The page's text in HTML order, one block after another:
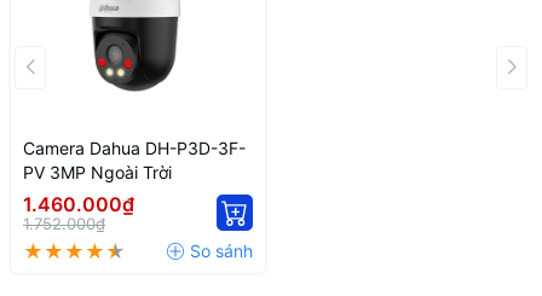
Camera Dahua DH-P3D-3F-
PV 3MP Ngoài Trời
1.460.000₫
1.752.000₫